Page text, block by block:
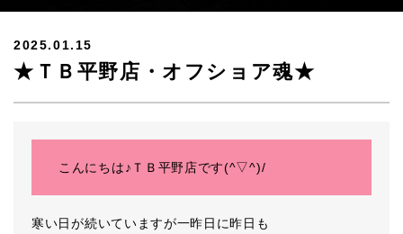
2025.01.15
★ＴＢ平野店・オフショア魂★
こんにちは♪ＴＢ平野店です(^▽^)/
寒い日が続いていますが一昨日に昨日も